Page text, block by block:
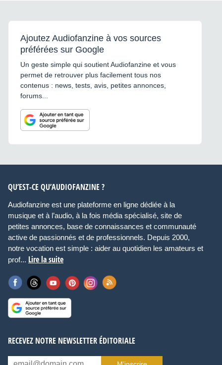
Ajoutez Audiofanzine à vos sources
préférées sur Google
Un geste simple qui soutient Audiofanzine et vous
permet de retrouver plus facilement tous nos
contenus : news, tests, avis, petites annonces,
forums...
QU’EST-CE QU’AUDIOFANZINE ?
Audiofanzine est une plateforme en ligne dédiée à la
musique et à l’audio, à la fois média spécialisé, site de
petites annonces, base de connaissances et communauté
active de passionnés et de professionnels. Depuis 2000,
notre vocation est simple : aider au quotidien les amateurs et
prof... Lire la suite
RECEVEZ NOTRE NEWSLETTER ÉDITORIALE